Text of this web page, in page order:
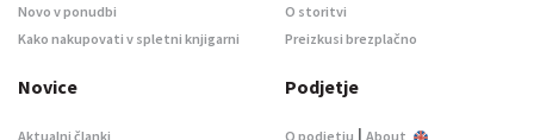
Novo v ponudbi
Kako nakupovati v spletni knjigarni
O storitvi
Preizkusi brezplačno
Novice
Aktualni članki
Podjetje
O podjetju | About